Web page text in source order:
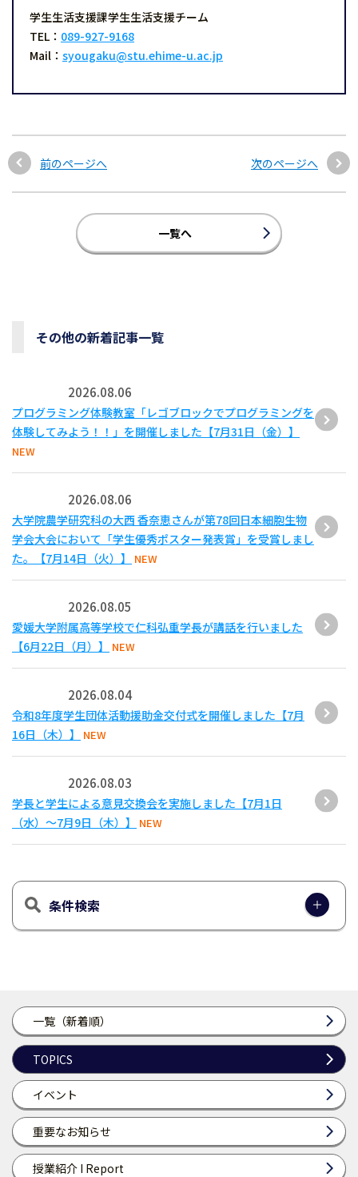
一覧（新着順）
TOPICS
イベント
重要なお知らせ
授業紹介 I Report
学生生活支援課学生生活支援チーム
TEL： 089-927-9168
Mail： syougaku@stu.ehime-u.ac.jp
前のページへ 次のページへ
一覧へ
その他の新着記事一覧
2026.08.06
プログラミング体験教室「レゴブロックでプログラミングを
体験してみよう！！」を開催しました【7月31日（金）】
NEW
2026.08.06
大学院農学研究科の大西 香奈恵さんが第78回日本細胞生物
学会大会において「学生優秀ポスター発表賞」を受賞しまし
た。【7月14日（火）】
NEW
2026.08.05
愛媛大学附属高等学校で仁科弘重学長が講話を行いました
【6月22日（月）】
NEW
2026.08.04
令和8年度学生団体活動援助金交付式を開催しました【7月
16日（木）】
NEW
2026.08.03
学長と学生による意見交換会を実施しました【7月1日
（水）～7月9日（木）】
NEW
条件検索